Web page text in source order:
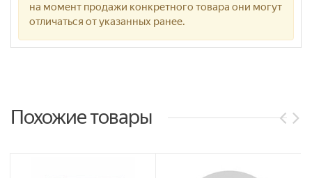
на момент продажи конкретного товара они могут
отличаться от указанных ранее.
Похожие товары